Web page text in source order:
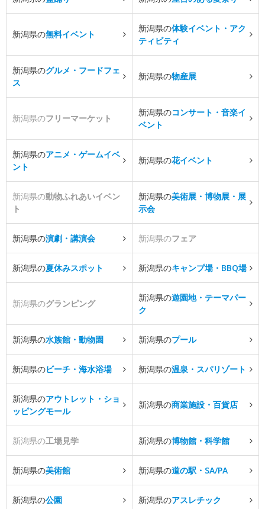
新潟県の無料イベント
新潟県の体験イベント・アク
ティビティ
新潟県のグルメ・フードフェ
ス
新潟県の物産展
新潟県のフリーマーケット
新潟県のコンサート・音楽イ
ベント
新潟県のアニメ・ゲームイベ
ント
新潟県の花イベント
新潟県の動物ふれあいイベン
ト
新潟県の美術展・博物展・展
示会
新潟県の演劇・講演会 新潟県のフェア
新潟県の夏休みスポット 新潟県のキャンプ場・BBQ場
新潟県のグランピング
新潟県の遊園地・テーマパー
ク
新潟県の水族館・動物園 新潟県のプール
新潟県のビーチ・海水浴場 新潟県の温泉・スパリゾート
新潟県のアウトレット・ショ
ッピングモール
新潟県の商業施設・百貨店
新潟県の工場見学 新潟県の博物館・科学館
新潟県の美術館 新潟県の道の駅・SA/PA
新潟県の公園 新潟県のアスレチック